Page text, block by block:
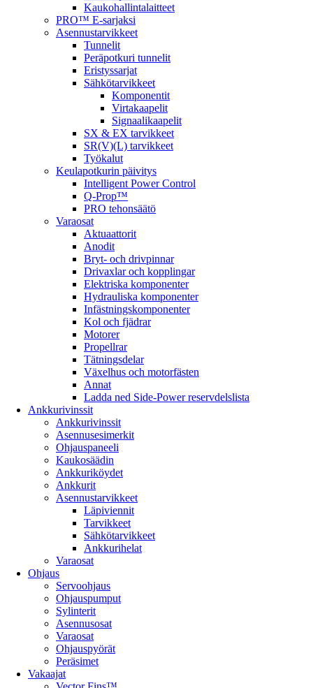
Kaukohallintalaitteet
PRO™ E-sarjaksi
Asennustarvikkeet
Tunnelit
Peräpotkuri tunnelit
Eristyssarjat
Sähkötarvikkeet
Komponentit
Virtakaapelit
Signaalikaapelit
SX & EX tarvikkeet
SR(V)(L) tarvikkeet
Työkalut
Keulapotkurin päivitys
Intelligent Power Control
Q-Prop™
PRO tehonsäätö
Varaosat
Aktuaattorit
Anodit
Bryt- och drivpinnar
Drivaxlar och kopplingar
Elektriska komponenter
Hydrauliska komponenter
Infästningskomponenter
Kol och fjädrar
Motorer
Propellrar
Tätningsdelar
Växelhus och motorfästen
Annat
Ladda ned Side-Power reservdelslista
Ankkurivinssit
Ankkurivinssit
Asennusesimerkit
Ohjauspaneeli
Kaukosäädin
Ankkuriköydet
Ankkurit
Asennustarvikkeet
Läpiviennit
Tarvikkeet
Sähkötarvikkeet
Ankkurihelat
Varaosat
Ohjaus
Servoohjaus
Ohjauspumput
Sylinterit
Asennusosat
Varaosat
Ohjauspyörät
Peräsimet
Vakaajat